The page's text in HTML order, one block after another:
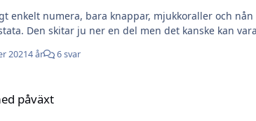
enkelt numera, bara knappar, mjukkoraller och
Den skitar ju ner en del men det kanske kan
20214 år 6 svar
påväxt